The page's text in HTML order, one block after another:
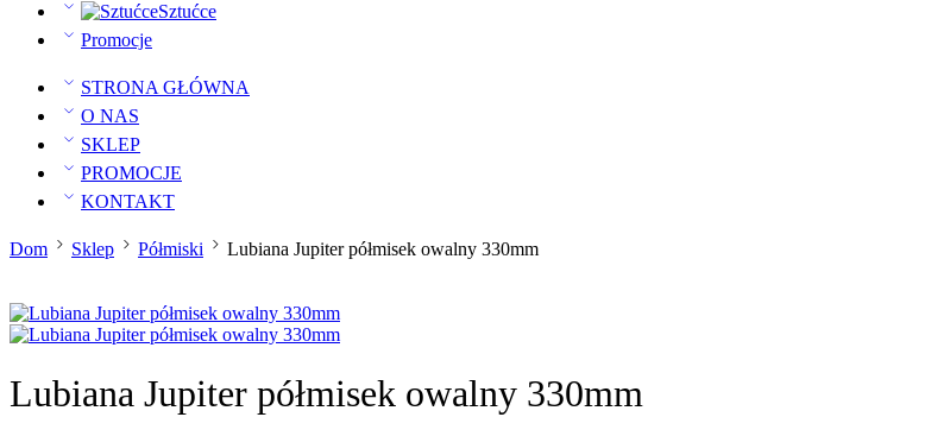
Sztućce
Promocje
STRONA GŁÓWNA
O NAS
SKLEP
PROMOCJE
KONTAKT
Dom Sklep Półmiski Lubiana Jupiter półmisek owalny 330mm
Lubiana Jupiter półmisek owalny 330mm